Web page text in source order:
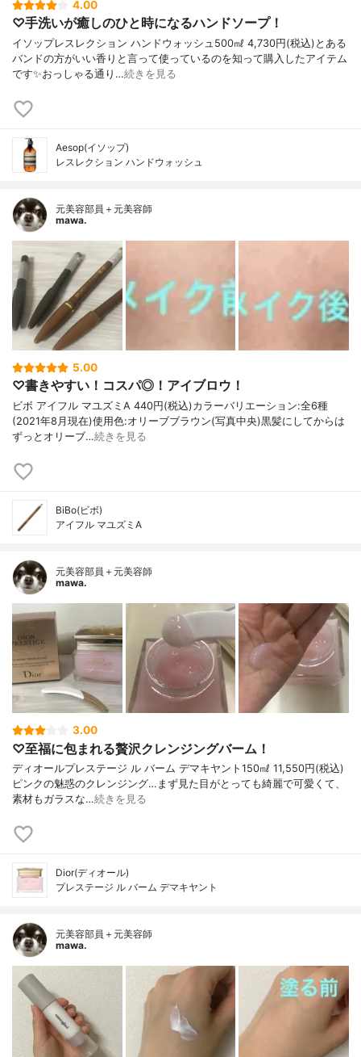
4.00
♡手洗いが癒しのひと時になるハンドソープ！
イソップレスレクション ハンドウォッシュ500㎖ 4,730円(税込)とある
バンドの方がいい香りと言って使っているのを知って購入したアイテム
です✨おっしゃる通り…続きを見る
Aesop(イソップ)
レスレクション ハンドウォッシュ
元美容部員＋元美容師
mawa.
5.00
♡書きやすい！コスパ◎！アイブロウ！
ビボ アイフル マユズミA 440円(税込)カラーバリエーション:全6種
(2021年8月現在)使用色:オリーブブラウン(写真中央)黒髪にしてからは
ずっとオリーブ…続きを見る
BiBo(ビボ)
アイフル マユズミA
元美容部員＋元美容師
mawa.
3.00
♡至福に包まれる贅沢クレンジングバーム！
ディオールプレステージ ル バーム デマキヤント 150㎖ 11,550円(税込)
ピンクの魅惑のクレンジング…まず見た目がとっても綺麗で可愛くて、
素材もガラスな…続きを見る
Dior(ディオール)
プレステージ ル バーム デマキヤント
元美容部員＋元美容師
mawa.